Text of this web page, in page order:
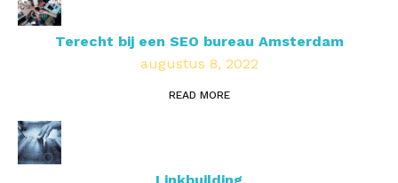
Terecht bij een SEO bureau Amsterdam
augustus 8, 2022
READ MORE